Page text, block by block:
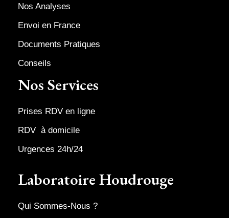
Nos Analyses
Envoi en France
Documents Pratiques
Conseils
Nos Services
Prises RDV en ligne
RDV à domicile
Urgences 24h/24
Laboratoire Houdrouge
Qui Sommes-Nous ?